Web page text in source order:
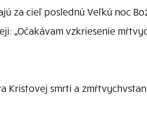
za cieľ poslednú Veľkú noc
„Očakávam vzkriesenie
Kristovej smrti a